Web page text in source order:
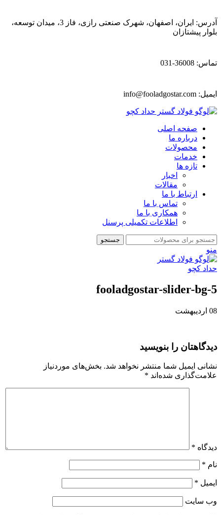
آدرس: ایران، اصفهان، شهرک صنعتی رازی، فاز 3، میدان توسعه،
بلوار پیشتازان
تماس: 36008-031
ایمیل: info@fooladgostar.com
صفحه اصلی
درباره ما
محصولات
خدمات
تازه ها
اخبار
مقالات
ارتباط با ما
تماس با ما
همکاری با ما
اطلاعات تکمیلی پرسنل
جستجو
منو
fooladgostar-slider-bg-5
08 اردیبهشت
دیدگاهتان را بنویسید
نشانی ایمیل شما منتشر نخواهد شد. بخش‌های موردنیاز
علامت‌گذاری شده‌اند *
دیدگاه *
نام *
ایمیل *
وب‌ سایت